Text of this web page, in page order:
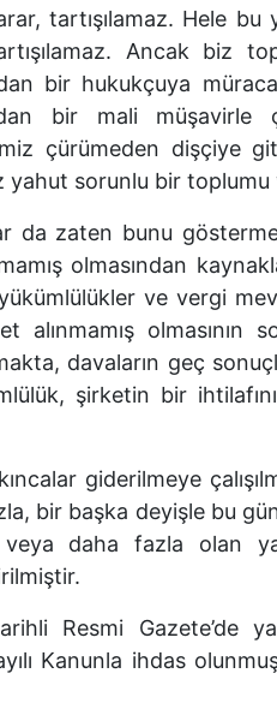
tartışılamaz. Hele
Ancak biz
bir hukukçuya
bir mali müşavirle
çürümeden dişçiye
yahut sorunlu bir
da zaten bunu
olmasından
ve vergi
alınmamış olmasının
davaların geç
şirketin bir
giderilmeye
bir başka deyişle bu
veya daha fazla olan
Resmi Gazete’de
Kanunla ihdas